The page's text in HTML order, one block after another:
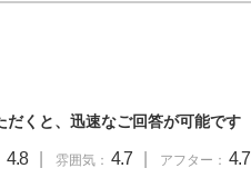
くと、迅速なご回答が可能です
4.8 雰囲気： 4.7 アフター： 4.7